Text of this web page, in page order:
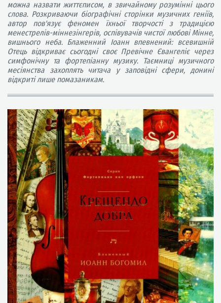
можна назвати життєписом, в звичайному розумінні цього
слова. Розкриваючи біографічні сторінки музичних геніїв,
автор пов'язує феномен їхньої творчості з традицією
менестрелів-міннезінгерів, оспівувачів чистої любові Мінне,
вишнього неба. Блаженний Іоанн впевнений: всевишній
Отець відкриває сьогодні своє Превічне Євангеліє через
симфонічну та фортепіанну музику. Таємниці музичного
месіянства захоплять читача у заповідні сфери, донині
відкриті лише помазаникам.